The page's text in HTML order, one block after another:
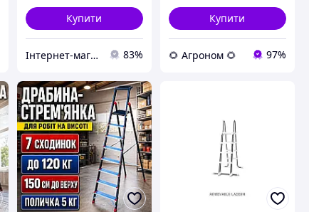
Купити
Інтернет-магазин "Віп-феєрверк" 83%
Купити
🌻 Агроном 🌻 97%